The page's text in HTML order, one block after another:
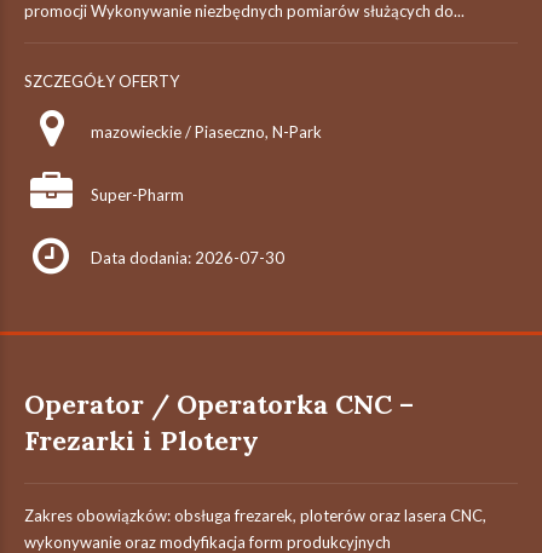
promocji​ Wykonywanie niezbędnych pomiarów służących do...
SZCZEGÓŁY OFERTY
mazowieckie / Piaseczno, N-Park
Super-Pharm
Data dodania: 2026-07-30
Operator / Operatorka CNC –
Frezarki i Plotery
Zakres obowiązków: obsługa frezarek, ploterów oraz lasera CNC,
wykonywanie oraz modyfikacja form produkcyjnych